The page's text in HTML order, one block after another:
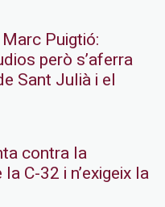
Puigtió:
però s’aferra
Sant Julià i el
contra la
C-32 i n’exigeix la